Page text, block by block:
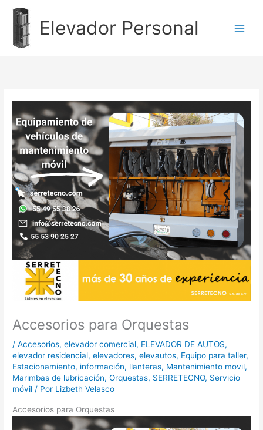
contenido
Elevador Personal
Accesorios para Orquestas
/Accesorios,elevador comercial, ELEVADOR DE AUTOS,
elevador residencial,elevadores,elevautos, Equipo para taller,
Estacionamiento, información, llanteras, Mantenimiento movil,
Marimbas de lubricación,Orquestas, SERRETECNO, Servicio
móvil / Por Lizbeth Velasco
Accesorios para Orquestas